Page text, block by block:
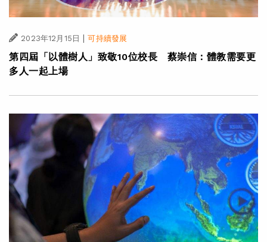
2023年12月15日 | 可持續發展
第四屆「以體樹人」致敬10位校長 蔡崇信：體教需要更
多人一起上場